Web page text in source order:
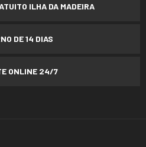
ILHA DA MADEIRA
DE 14 DIAS
ONLINE 24/7